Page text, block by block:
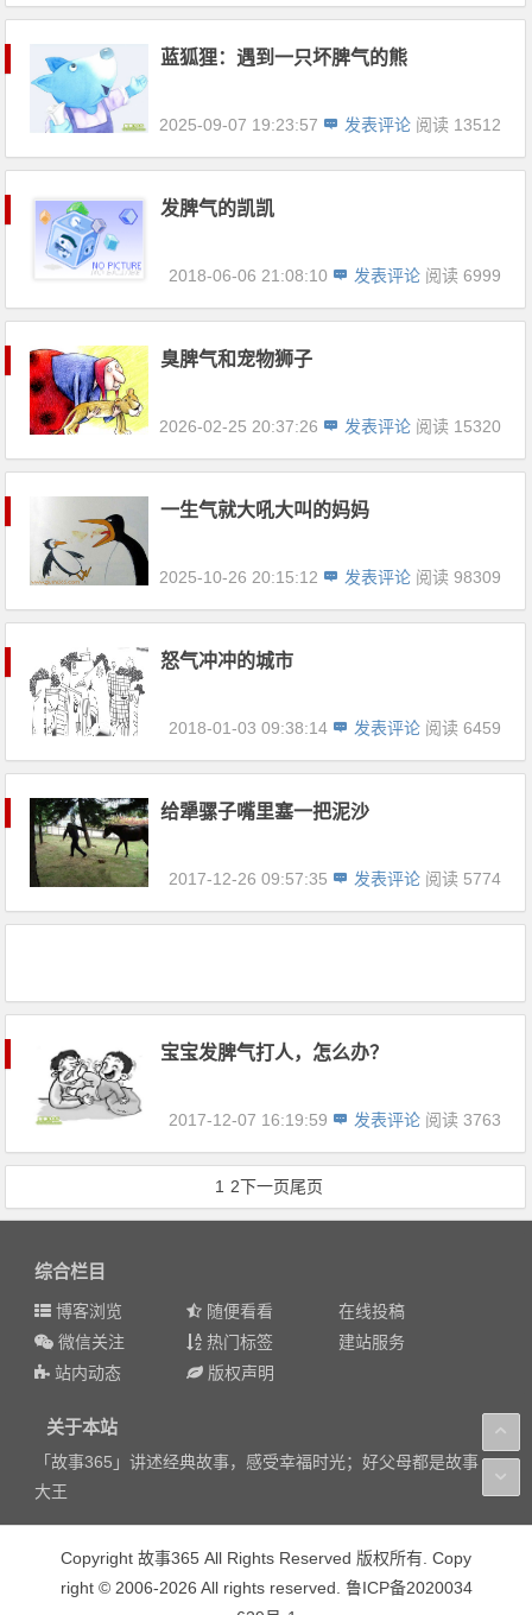
蓝狐狸：遇到一只坏脾气的熊
2025-09-07 19:23:57 发表评论 阅读 13512
发脾气的凯凯
2018-06-06 21:08:10 发表评论 阅读 6999
臭脾气和宠物狮子
2026-02-25 20:37:26 发表评论 阅读 15320
一生气就大吼大叫的妈妈
2025-10-26 20:15:12 发表评论 阅读 98309
怒气冲冲的城市
2018-01-03 09:38:14 发表评论 阅读 6459
给犟骡子嘴里塞一把泥沙
2017-12-26 09:57:35 发表评论 阅读 5774
宝宝发脾气打人，怎么办？
2017-12-07 16:19:59 发表评论 阅读 3763
1 2下一页尾页
综合栏目
博客浏览 随便看看
在线投稿
微信关注
热门标签
建站服务
站内动态
版权声明
关于本站
「故事365」讲述经典故事，感受幸福时光；好父母都是故事
大王
Copyright 故事365 All Rights Reserved 版权所有. Copy
right © 2006-2026 All rights reserved. 鲁ICP备2020034